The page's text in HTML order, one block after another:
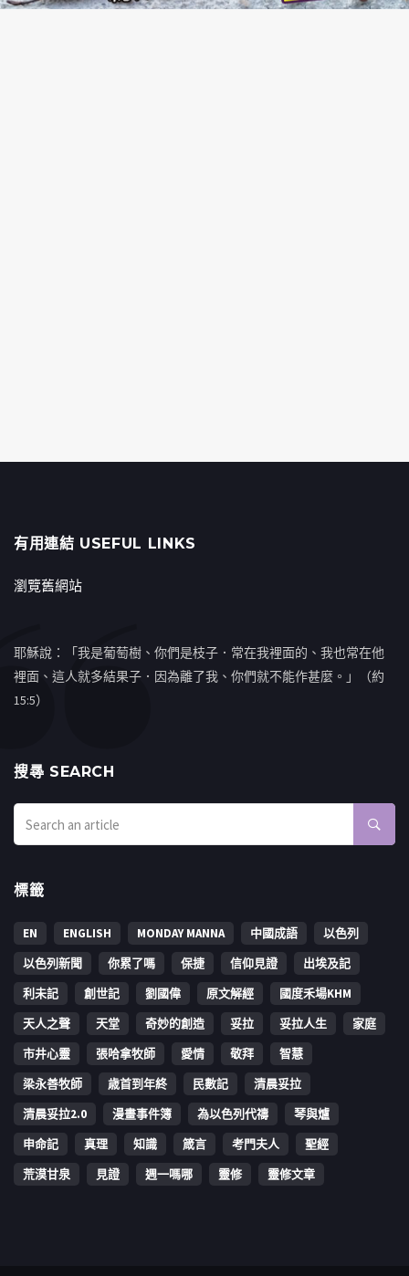
有用連結 USEFUL LINKS
瀏覽舊網站
耶穌說：「我是葡萄樹、你們是枝子．常在我裡面的、我也常在他
裡面、這人就多結果子．因為離了我、你們就不能作甚麼。」（約
15:5）
搜㝷 SEARCH
標籤
EN ENGLISH MONDAY MANNA 中國成語
以色列
以色列新聞
你累了嗎 保捷 信仰見證
出埃及記
利未記
創世記 劉國偉 原文解經
國度禾場KHM
天人之聲
天堂 奇妙的創造 妥拉 妥拉人生
家庭
市井心靈
張哈拿牧師 愛情 敬拜
智慧
梁永善牧師
歳首到年終 民數記
清晨妥拉
清晨妥拉2.0
漫畫事件簿 為以色列代禱
琴與爐
申命記
真理 知識 箴言 考門夫人
聖經
荒漠甘泉
見證 週一嗎哪 靈修 靈修文章